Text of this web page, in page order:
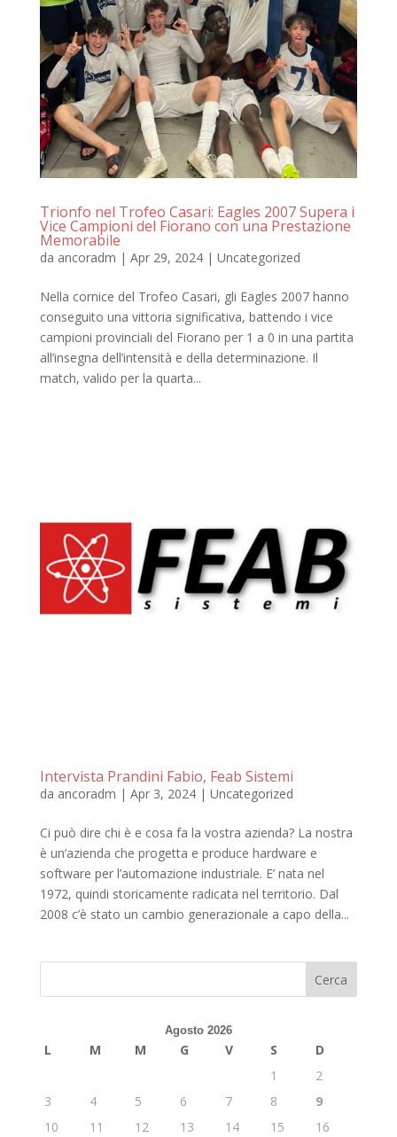
Trionfo nel Trofeo Casari: Eagles 2007 Supera i
Vice Campioni del Fiorano con una Prestazione
Memorabile
da ancoradm | Apr 29, 2024| Uncategorized
Nella cornice del Trofeo Casari, gli Eagles 2007 hanno
conseguito una vittoria significativa, battendo i vice
campioni provinciali del Fiorano per 1 a 0 in una partita
all’insegna dell’intensità e della determinazione. Il
match, valido per la quarta...
Intervista Prandini Fabio, Feab Sistemi
da ancoradm | Apr 3, 2024| Uncategorized
Ci può dire chi è e cosa fa la vostra azienda? La nostra
è un’azienda che progetta e produce hardware e
software per l’automazione industriale. E’ nata nel
1972, quindi storicamente radicata nel territorio. Dal
2008 c’è stato un cambio generazionale a capo della...
Cerca
Agosto 2026
L M M G V S
D
1
2
3
4 5 6 7 8
9
10
11 12 13 14 15
16